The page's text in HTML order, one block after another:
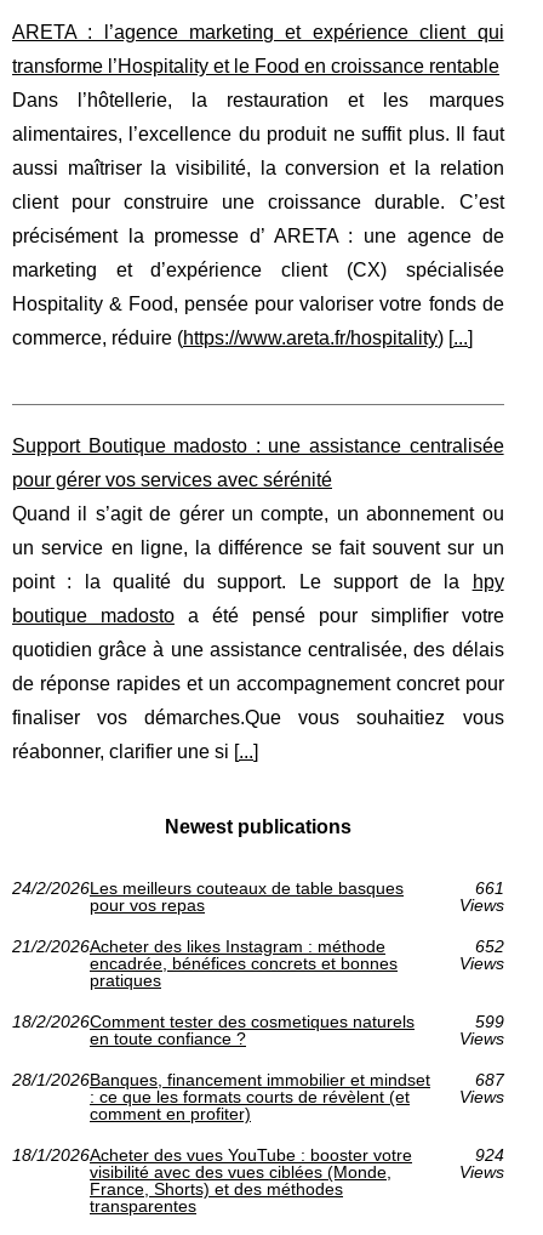
ARETA : l’agence marketing et expérience client qui
transforme l’Hospitality et le Food en croissance rentable
Dans l’hôtellerie, la restauration et les marques
alimentaires, l’excellence du produit ne suffit plus. Il faut
aussi maîtriser la visibilité, la conversion et la relation
client pour construire une croissance durable. C’est
précisément la promesse d’ ARETA : une agence de
marketing et d’expérience client (CX) spécialisée
Hospitality & Food, pensée pour valoriser votre fonds de
commerce, réduire (https://www.areta.fr/hospitality) [...]
Support Boutique madosto : une assistance centralisée
pour gérer vos services avec sérénité
Quand il s’agit de gérer un compte, un abonnement ou
un service en ligne, la différence se fait souvent sur un
point : la qualité du support. Le support de la
hpy
boutique madostoa été pensé pour simplifier votre
quotidien grâce à une assistance centralisée, des délais
de réponse rapides et un accompagnement concret pour
finaliser vos démarches.Que vous souhaitiez vous
réabonner, clarifier une si [...]
Newest publications
24/2/2026Les meilleurs couteaux de table basques
pour vos repas
661
Views
21/2/2026Acheter des likes Instagram : méthode
encadrée, bénéfices concrets et bonnes
pratiques
652
Views
18/2/2026Comment tester des cosmetiques naturels
en toute confiance ?
599
Views
28/1/2026Banques, financement immobilier et mindset
: ce que les formats courts de révèlent (et
comment en profiter)
687
Views
18/1/2026Acheter des vues YouTube : booster votre
visibilité avec des vues ciblées (Monde,
France, Shorts) et des méthodes
transparentes
924
Views